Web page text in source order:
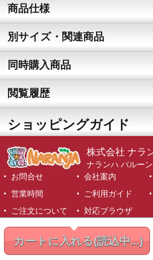
カートに入れる(読込中...)
商品仕様
別サイズ・関連商品
同時購入商品
閲覧履歴
ショッピングガイド
株式会社 ナラ
ナランハ バルー
お問合せ
会社案内
営業時間
ご利用ガイド
ご注文について
対応ブラウザ
©1999-2026 NARANJA Inc. All